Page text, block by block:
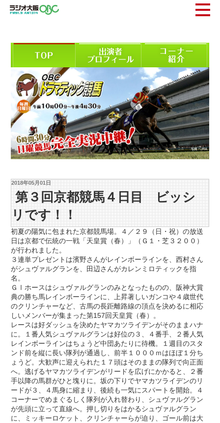
2018年05月01日
第３回京都競馬４日目 ビッシ
リです！！
初夏の陽気に包まれた京都競馬場。４／２９（日・祝）の放送
日は京都で伝統の一戦「天皇賞（春）」（Ｇ１・芝３２００）
が行われました。
３連単プレゼントは濱野さんがレインボーラインを、西村さん
がシュヴァルグランを、田辺さんがカレンミロティックを指
名。
ＧⅠホースはシュヴァルグランのみとなったものの、阪神大賞
典の勝ち馬レインボーラインに、上昇著しいガンコや４歳世代
のクリンチャーなど、古馬の長距離路線の頂点を決めるに相応
しいメンバーが集まった第157回天皇賞（春）。
レースは好ダッシュを決めたヤマカツライデンがそのままハナ
に。１番人気シュヴァルグランは好位の３、４番手、２番人気
レインボーラインはちょうど中団あたりに待機。１週目のスタ
ンド前を縦に長い隊列が通過し、前半１０００ｍはほぼ１分ち
ょうど。大歓声に迎えられた１７頭はそのままの隊列で向正面
へ。逃げるヤマカツライデンがリードを広げにかかると、２番
手以降の馬群がひと塊りに。坂の下りでヤマカツライデンのリ
ードが３、４馬身に縮まり、後続も一気にスパートを開始。４
コーナーでめまぐるしく隊列が入れ替わり、シュヴァルグラン
が先頭に立って直線へ。押し切りをはかるシュヴァルグラン
に、ミッキーロケット、クリンチャーらが迫り、ゴール前は大